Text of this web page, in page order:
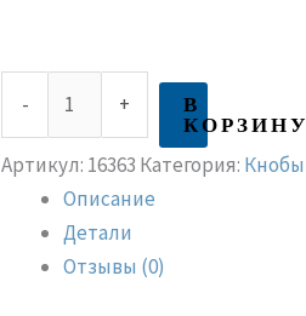
- + В
КОРЗИНУ
Артикул: 16363 Категория: Кнобы
Описание
Детали
Отзывы (0)